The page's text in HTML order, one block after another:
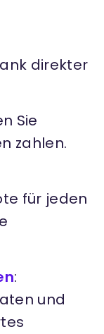
direkter
Sie
zahlen.
für jeden
:
und